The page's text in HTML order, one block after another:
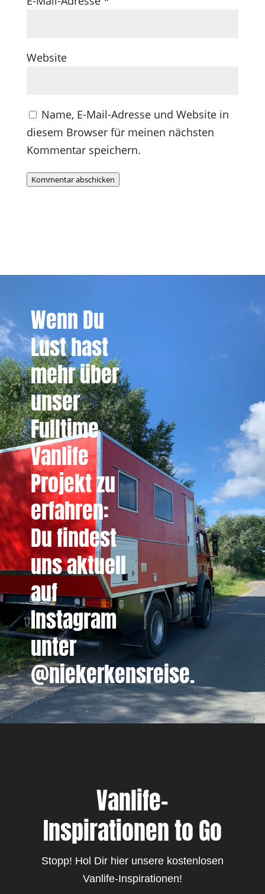
Website
Name, E-Mail-Adresse und Website in
diesem Browser für meinen nächsten
Kommentar speichern.
Kommentar abschicken
Wenn Du
Lust hast
mehr über
unser
Fulltime
Vanlife
Projekt zu
erfahren:
Du findest
uns aktuell
auf
Instagram
unter
@niekerkensreise.
Vanlife-
Inspirationen to Go
Stopp! Hol Dir hier unsere kostenlosen
Vanlife-Inspirationen!